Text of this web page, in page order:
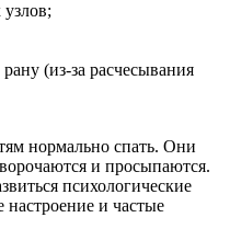
(из-за расчесывания
нормально спать. Они
и просыпаются.
психологические
настроение и частые